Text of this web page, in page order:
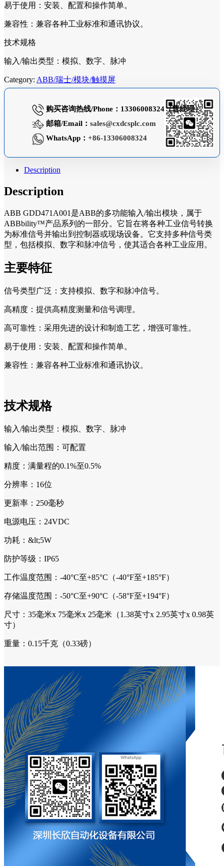
易于使用：安装、配置和操作简单。
兼容性：兼容各种工业标准和通讯协议。
技术规格
输入/输出类型：模拟、数字、脉冲
Category: ABB/瑞士/模块/触摸屏
购买咨询热线/Phone：13306008324（曹经理）
邮箱/Email： sales@cxdcsplc.com
WhatsApp： +86-13306008324
Description
Description
ABB GDD471A001是ABB的多功能输入/输出模块，属于
ABBbility™产品系列的一部分。它旨在将各种工业信号转换
为标准信号并输出到控制器或现场设备。它支持多种信号类
型，包括模拟、数字和脉冲信号，使其适合各种工业应用。
主要特征
信号类型广泛：支持模拟、数字和脉冲信号。
高精度：提供高精度测量和信号调理。
高可靠性：采用先进的设计和制造工艺，增强可靠性。
易于使用：安装、配置和操作简单。
兼容性：兼容各种工业标准和通讯协议。
技术规格
输入/输出类型：模拟、数字、脉冲
输入/输出范围：可配置
精度：满量程的0.1%至0.5%
分辨率：16位
更新率：250毫秒
电源电压：24VDC
功耗：&lt;5W
防护等级：IP65
工作温度范围：-40°C至+85°C（-40°F至+185°F）
存储温度范围：-50°C至+90°C（-58°F至+194°F）
尺寸：35毫米x 75毫米x 25毫米（1.38英寸x 2.95英寸x 0.98英
寸）
重量：0.15千克（0.33磅）